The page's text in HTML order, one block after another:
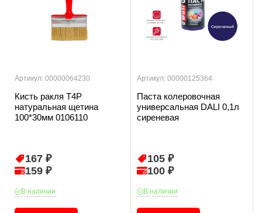
Артикул: 00000064230
Кисть ракля T4P
натуральная щетина
100*30мм 0106110
167 ₽
159 ₽
В наличии
Артикул: 00000125364
Паста колеровочная
универсальная DALI 0,1л
сиреневая
105 ₽
100 ₽
В наличии